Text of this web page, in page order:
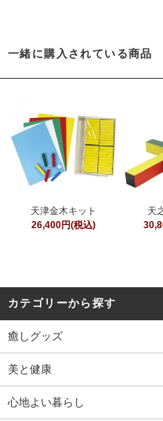
一緒に購入されている商品
天津金木キット
26,400円(税込)
天
カテゴリーから探す
癒しグッズ
美と健康
心地よい暮らし